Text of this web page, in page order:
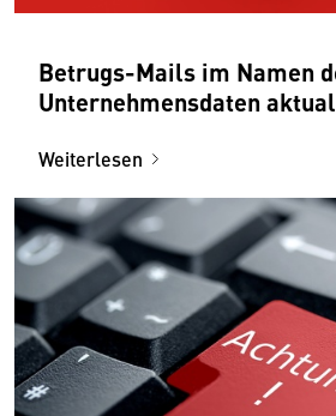
Betrugs-Mails im Namen
Unternehmensdaten
Weiterlesen